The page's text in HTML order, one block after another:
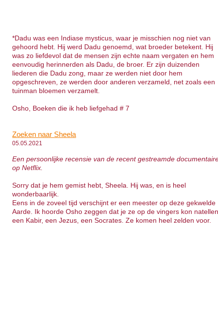
*Dadu was een Indiase mysticus, waar je misschien nog niet van
gehoord hebt. Hij werd Dadu genoemd, wat broeder betekent. Hij
was zo liefdevol dat de mensen zijn echte naam vergaten en hem
eenvoudig herinnerden als Dadu, de broer. Er zijn duizenden
liederen die Dadu zong, maar ze werden niet door hem
opgeschreven, ze werden door anderen verzameld, net zoals een
tuinman bloemen verzamelt.
Osho, Boeken die ik heb liefgehad # 7
Zoeken naar Sheela
05.05.2021
Een persoonlijke recensie van de recent gestreamde
op Netflix.
Sorry dat je hem gemist hebt, Sheela. Hij was, en is heel
wonderbaarlijk.
Eens in de zoveel tijd verschijnt er een meester op deze gekwelde
Aarde. Ik hoorde Osho zeggen dat je ze op de vingers kon
een Kabir, een Jezus, een Socrates. Ze komen heel zelden voor.